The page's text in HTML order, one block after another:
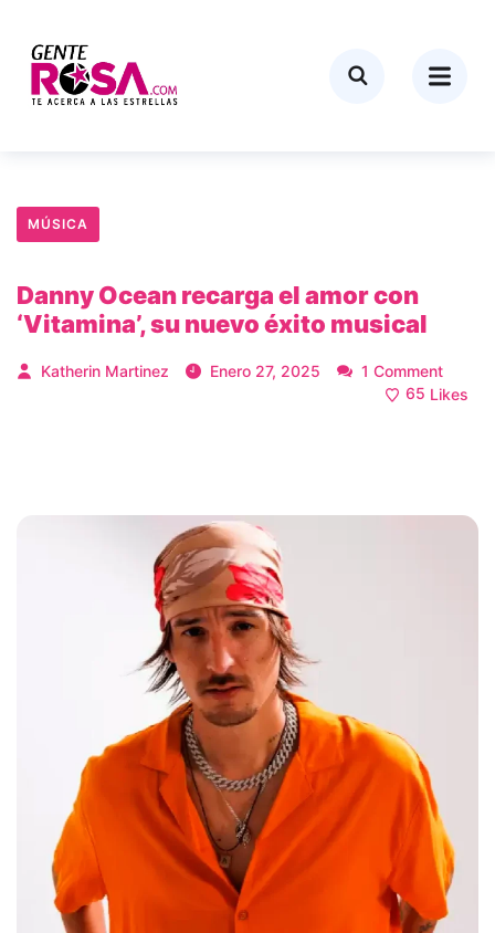
MÚSICA
Danny Ocean recarga el amor con
‘Vitamina’, su nuevo éxito musical
Katherin Martinez Enero 27, 2025
1 Comment
65 Likes